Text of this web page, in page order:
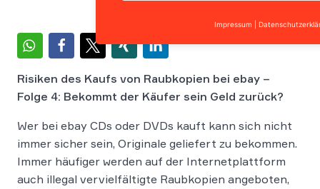
Risiken des Kaufs von Raubkopien bei ebay –
Folge 4: Bekommt der Käufer sein Geld zurück?
Wer bei ebay CDs oder DVDs kauft kann sich nicht
immer sicher sein, Originale geliefert zu bekommen.
Immer häufiger werden auf der Internetplattform
auch illegal vervielfältigte Raubkopien angeboten,
Impressum